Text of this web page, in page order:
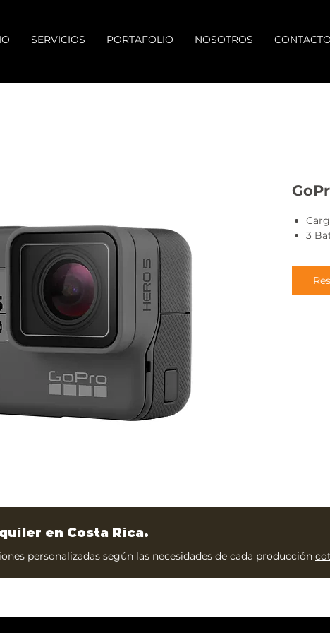
SERVICIOS PORTAFOLIO NOSOTROS CONTACTO
3
en Costa Rica.
personalizadas según las necesidades de cada producción